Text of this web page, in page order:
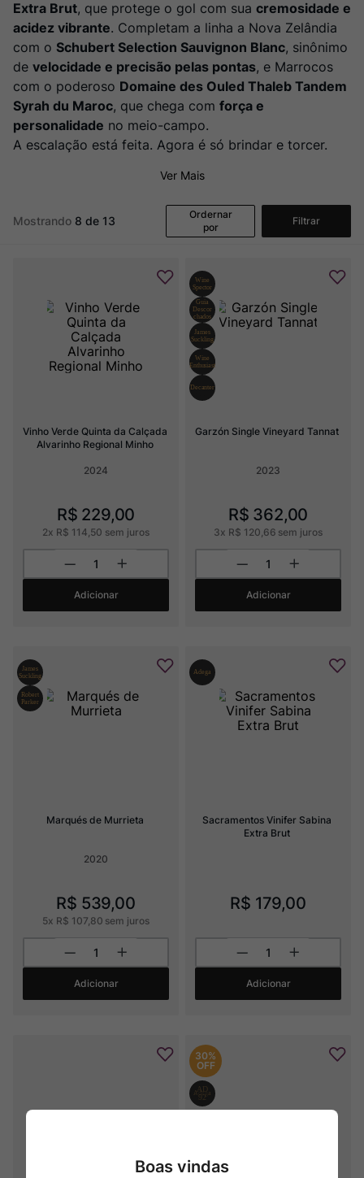
Extra Brut, que protege o gol com sua cremosidade e
acidez vibrante. Completam a linha a Nova Zelândia
com o Schubert Selection Sauvignon Blanc, sinônimo
de velocidade e precisão pelas pontas, e Marrocos
com o poderoso Domaine des Ouled Thaleb Tandem
Syrah du Maroc, que chega com força e
personalidade no meio-campo.
A escalação está feita. Agora é só brindar e torcer.
Ver Mais
Mostrando 8 de 13
Ordernar
por
Filtrar
Vinho Verde Quinta da Calçada
Alvarinho Regional Minho
2024
R$ 229,00
2x R$ 114 50 sem juros
Adicionar
Garzón Single Vineyard Tannat
2023
R$ 362,00
3x R$ 120 66 sem juros
Adicionar
Marqués de Murrieta
2020
R$ 539,00
5x R$ 107, 80 sem juros
Adicionar
Sacramentos Vinifer Sabina
Extra Brut
R$ 179,00
Adicionar
30%
OFF
Boas vindas